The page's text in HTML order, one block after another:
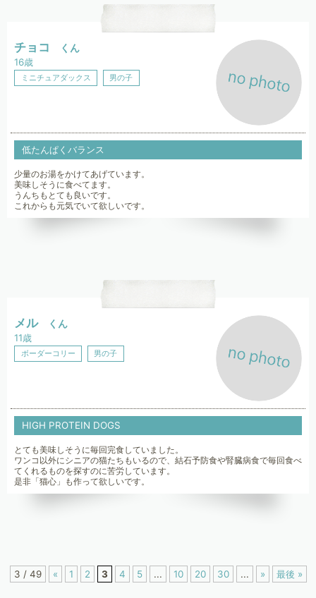
チョコ くん
16歳
ミニチュアダックス 男の子
低たんぱくバランス
少量のお湯をかけてあげています。
美味しそうに食べてます。
うんちもとても良いです。
これからも元気でいて欲しいです。
メル くん
11歳
ボーダーコリー 男の子
HIGH PROTEIN DOGS
とても美味しそうに毎回完食していました。
ワンコ以外にシニアの猫たちもいるので、結石予防食や腎臓病食で毎回食べ
てくれるものを探すのに苦労しています。
是非「猫心」も作って欲しいです。
3 / 49 « 1 2 3 4 5 ... 10 20 30 ... » 最後 »